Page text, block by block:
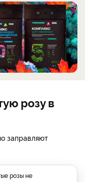
розу в
заправляют
розы не